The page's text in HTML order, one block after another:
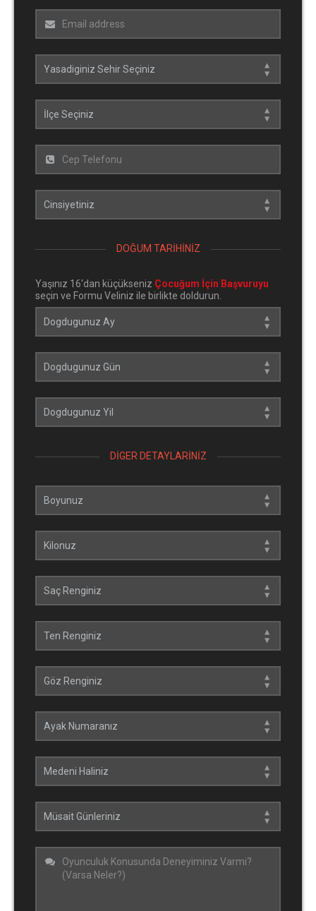
DOĞUM TARIHINIZ
Yaşınız 16'dan küçükseniz Çocuğum İçin Başvuruyu
seçin ve Formu Veliniz ile birlikte doldurun.
DIGER DETAYLARINIZ